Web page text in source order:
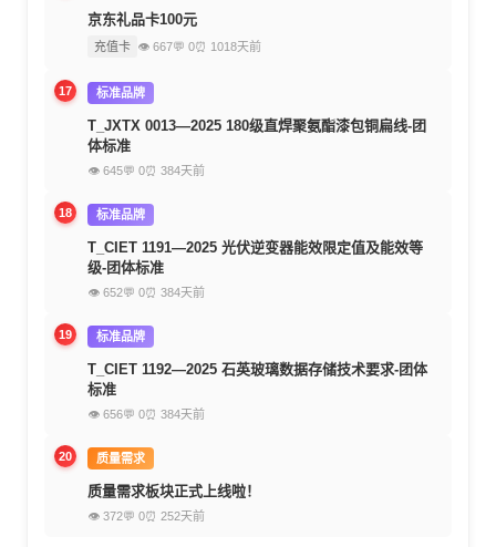
京东礼品卡100元
充值卡 👁 667💬 0⏰ 1018天前
17 标准品牌
T_JXTX 0013—2025 180级直焊聚氨酯漆包铜扁线-团
体标准
👁 645💬 0⏰ 384天前
18 标准品牌
T_CIET 1191—2025 光伏逆变器能效限定值及能效等
级-团体标准
👁 652💬 0⏰ 384天前
19 标准品牌
T_CIET 1192—2025 石英玻璃数据存储技术要求-团体
标准
👁 656💬 0⏰ 384天前
20 质量需求
质量需求板块正式上线啦！
👁 372💬 0⏰ 252天前